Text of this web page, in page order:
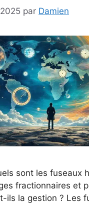
par Damien
sont les fuseaux
fractionnaires et
ils la gestion ? Les